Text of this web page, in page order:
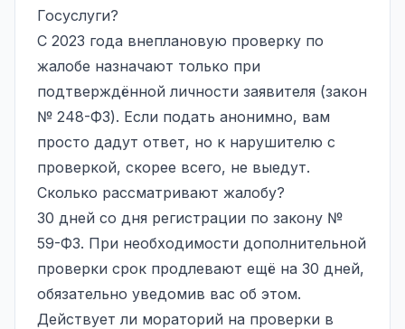
Госуслуги?
С 2023 года внеплановую проверку по
жалобе назначают только при
подтверждённой личности заявителя (закон
№ 248-ФЗ). Если подать анонимно, вам
просто дадут ответ, но к нарушителю с
проверкой, скорее всего, не выедут.
Сколько рассматривают жалобу?
30 дней со дня регистрации по закону №
59-ФЗ. При необходимости дополнительной
проверки срок продлевают ещё на 30 дней,
обязательно уведомив вас об этом.
Действует ли мораторий на проверки в